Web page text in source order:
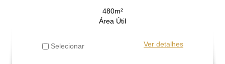
480m²
Área Útil
Selecionar Ver detalhes